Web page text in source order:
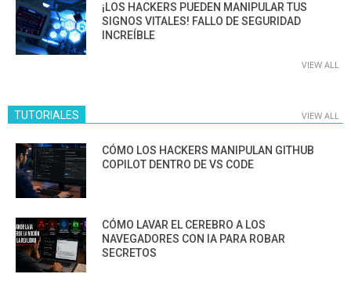
¡LOS HACKERS PUEDEN MANIPULAR TUS
SIGNOS VITALES! FALLO DE SEGURIDAD
INCREÍBLE
VIEW ALL
TUTORIALES VIEW ALL
CÓMO LOS HACKERS MANIPULAN GITHUB
COPILOT DENTRO DE VS CODE
CÓMO LAVAR EL CEREBRO A LOS
NAVEGADORES CON IA PARA ROBAR
SECRETOS